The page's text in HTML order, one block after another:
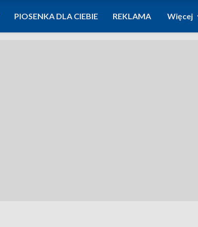
PIOSENKA DLA CIEBIE REKLAMA Więcej